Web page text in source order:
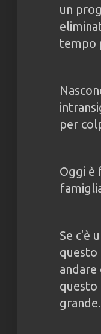
un
tempo
per
Oggi è
Se c'è
questo
questo
grande.